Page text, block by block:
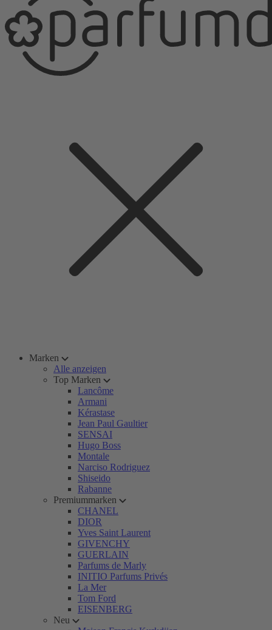
Marken
Alle anzeigen
Top Marken
Lancôme
Armani
Kérastase
Jean Paul Gaultier
SENSAI
Hugo Boss
Montale
Narciso Rodriguez
Shiseido
Rabanne
Premiummarken
CHANEL
DIOR
Yves Saint Laurent
GIVENCHY
GUERLAIN
Parfums de Marly
INITIO Parfums Privés
La Mer
Tom Ford
EISENBERG
Neu